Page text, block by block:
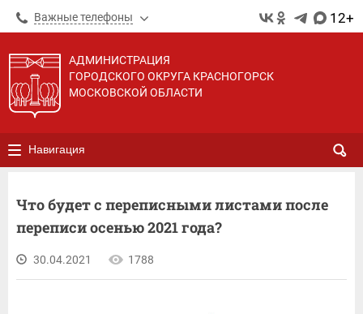
Важные телефоны 12+
АДМИНИСТРАЦИЯ
ГОРОДСКОГО ОКРУГА КРАСНОГОРСК
МОСКОВСКОЙ ОБЛАСТИ
Навигация
Что будет с переписными листами после
переписи осенью 2021 года?
30.04.2021 1788